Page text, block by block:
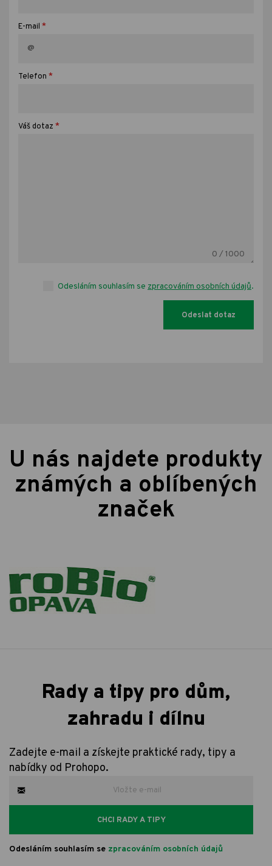
E-mail *
Telefon *
Váš dotaz *
0 / 1000
Odesláním souhlasím se zpracováním osobních údajů.
U nás najdete produkty
známých a oblíbených
značek
Rady a tipy pro dům,
zahradu i dílnu
Zadejte e-mail a získejte praktické rady, tipy a
nabídky od Prohopo.
CHCI RADY A TIPY
Odesláním souhlasím se zpracováním osobních údajů